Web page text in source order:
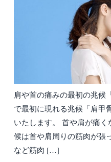
肩や首の痛みの最初の兆候
で最初に現れる兆候「肩甲
いたします。 首や肩が痛
候は首や肩周りの筋肉が張
など筋肉 […]